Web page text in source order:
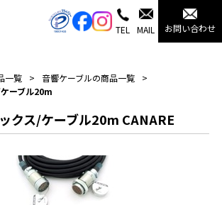
TEL MAIL お問い合わせ
一覧
音響ケーブルの商品一覧
ーブル20m
クス/ケーブル20m CANARE